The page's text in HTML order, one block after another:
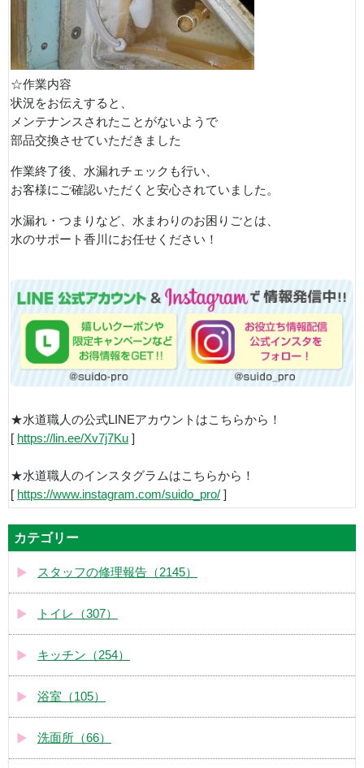
☆作業内容
状況をお伝えすると、
メンテナンスされたことがないようで
部品交換させていただきました
作業終了後、水漏れチェックも行い、
お客様にご確認いただくと安心されていました。
水漏れ・つまりなど、水まわりのお困りごとは、
水のサポート香川にお任せください！
★水道職人の公式LINEアカウントはこちらから！
[ https://lin.ee/Xv7j7Ku ]
★水道職人のインスタグラムはこちらから！
[ https://www.instagram.com/suido_pro/ ]
カテゴリー
スタッフの修理報告（2145）
トイレ（307）
キッチン（254）
浴室（105）
洗面所（66）